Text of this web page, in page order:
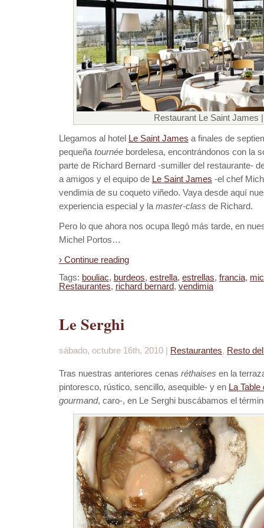
Restaurant Le Saint James
Llegamos al hotel Le Saint James a finales de
pequeña tournée bordelesa, encontrándonos con la
parte de Richard Bernard -sumiller del restaurante-
a amigos y el equipo de Le Saint James -el chef
vendimia de su coqueto viñedo. Vaya desde aquí
experiencia especial y la master-class de Richard.
Pero lo que ahora nos ocupa llegó más tarde, en
Michel Portos…
› Continue reading
Tags: bouliac, burdeos, estrella, estrellas, francia,
Restaurantes, richard bernard, vendimia
Le Serghi
sábado, octubre 16th, 2010 | Restaurantes, Resto
Tras nuestras anteriores cenas réthaises en la
pintoresco, rústico, sencillo, asequible- y en La Table
gourmand, caro-, en Le Serghi buscábamos el